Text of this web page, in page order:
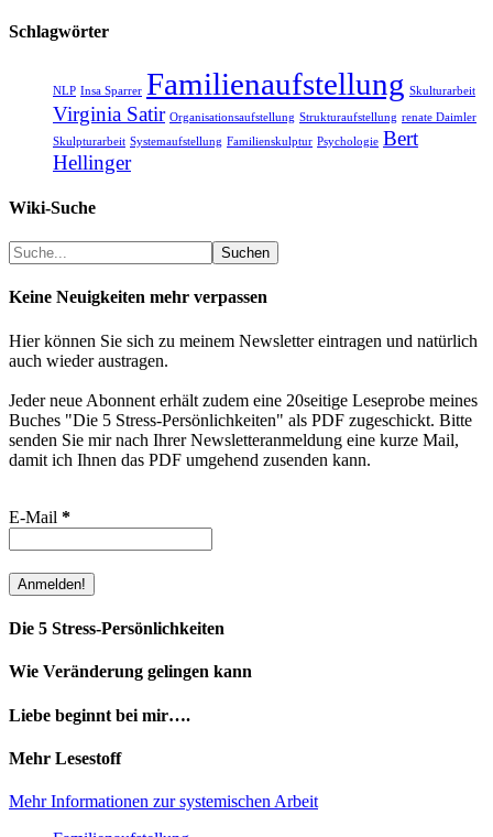
Schlagwörter
NLP Insa Sparrer Familienaufstellung Skulturarbeit
Virginia Satir Organisationsaufstellung Strukturaufstellung renate Daimler
Skulpturarbeit Systemaufstellung Familienskulptur Psychologie Bert
Hellinger
Wiki-Suche
Suchen Suchen
Keine Neuigkeiten mehr verpassen
Hier können Sie sich zu meinem Newsletter eintragen und natürlich
auch wieder austragen.
Jeder neue Abonnent erhält zudem eine 20seitige Leseprobe meines
Buches "Die 5 Stress-Persönlichkeiten" als PDF zugeschickt. Bitte
senden Sie mir nach Ihrer Newsletteranmeldung eine kurze Mail,
damit ich Ihnen das PDF umgehend zusenden kann.
E-Mail *
Die 5 Stress-Persönlichkeiten
Wie Veränderung gelingen kann
Liebe beginnt bei mir….
Mehr Lesestoff
Mehr Informationen zur systemischen Arbeit